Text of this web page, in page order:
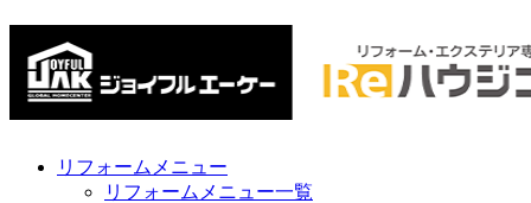
リフォームメニュー
リフォームメニュー一覧